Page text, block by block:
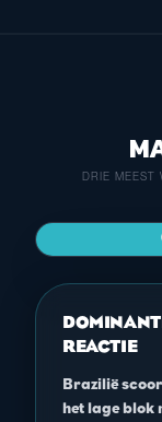
DRIE MEEST
REACTIE
Brazilië
het lage blok